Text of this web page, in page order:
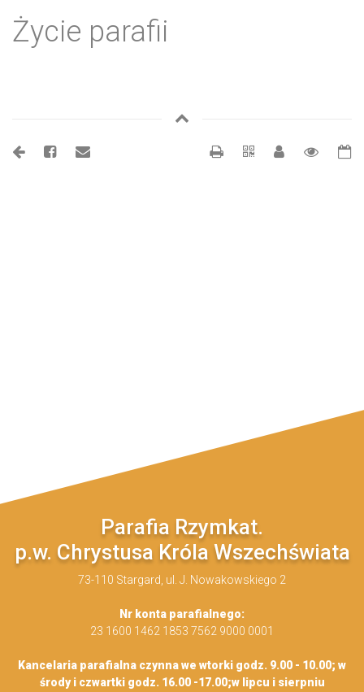
Życie parafii
Parafia Rzymkat.
p.w. Chrystusa Króla Wszechświata
73-110 Stargard, ul. J. Nowakowskiego 2
Nr konta parafialnego:
23 1600 1462 1853 7562 9000 0001
Kancelaria parafialna czynna we wtorki godz. 9.00 - 10.00; w
środy i czwartki godz. 16.00 -17.00;w lipcu i sierpniu